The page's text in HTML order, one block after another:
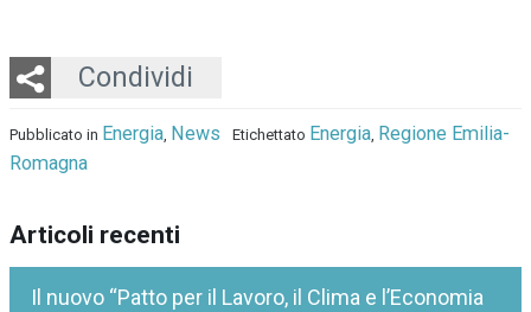
Condividi
Twitter
LinkedIn
Email
Whatsapp
Pubblicato in Energia, News Etichettato Energia, Regione Emilia-
Romagna
Articoli recenti
Il nuovo “Patto per il Lavoro, il Clima e l’Economia